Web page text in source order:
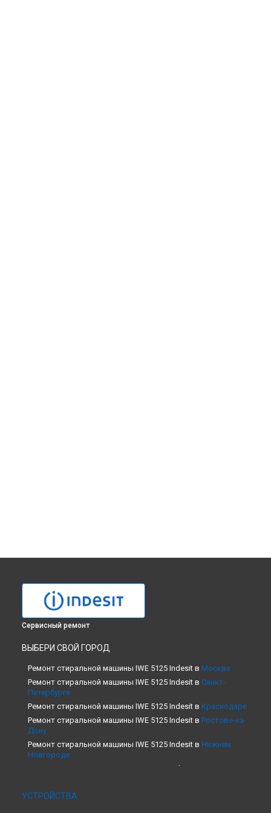
Сервисный ремонт
ВЫБЕРИ СВОЙ ГОРОД
Ремонт стиральной машины IWE 5125 Indesit в Москве
Ремонт стиральной машины IWE 5125 Indesit в Санкт-
Петербурге
Ремонт стиральной машины IWE 5125 Indesit в Краснодаре
Ремонт стиральной машины IWE 5125 Indesit в Ростове-на-
Дону
Ремонт стиральной машины IWE 5125 Indesit в Нижнем
Новгороде
Ремонт стиральной машины IWE 5125 Indesit в
Ремонт стиральной машины IWE 5125 Indesit в
УСТРОЙСТВА